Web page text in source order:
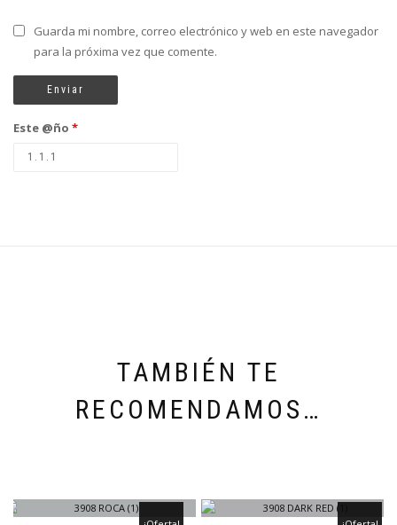
Guarda mi nombre, correo electrónico y web en este navegador
para la próxima vez que comente.
Este @ño *
TAMBIÉN TE
RECOMENDAMOS…